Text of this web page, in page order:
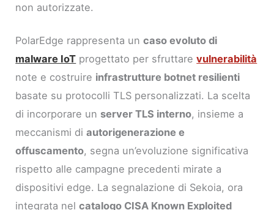
non autorizzate.
PolarEdge rappresenta uncaso evoluto di
malware IoT progettato per sfruttarevulnerabilità
note e costruire infrastrutture botnet resilienti
basate su protocolli TLS personalizzati. La scelta
di incorporare un server TLS interno, insieme a
meccanismi diautorigenerazione e
offuscamento, segna un’evoluzione significativa
rispetto alle campagne precedenti mirate a
dispositivi edge. La segnalazione di Sekoia, ora
integrata nelcatalogo CISA Known Exploited